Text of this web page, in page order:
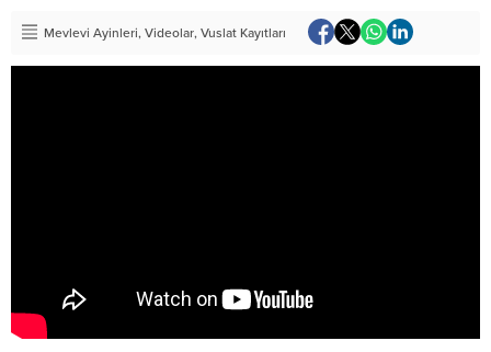
Mevlevi Ayinleri, Videolar, Vuslat Kayıtları